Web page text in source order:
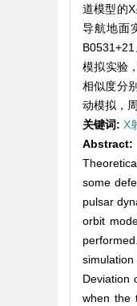
道模型的
导航地面
模拟实验
相似度分
动模拟，
关键词: X
Abstract:
some
pulsar
orbit
Deviation
when the